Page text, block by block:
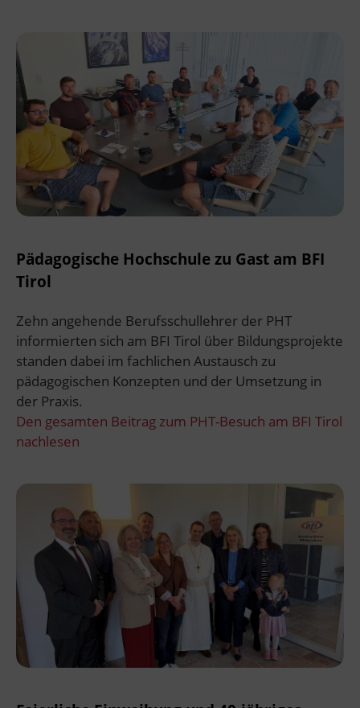
Pädagogische Hochschule zu Gast am BFI
Tirol
Zehn angehende Berufsschullehrer der PHT
informierten sich am BFI Tirol über Bildungsprojekte
standen dabei im fachlichen Austausch zu
pädagogischen Konzepten und der Umsetzung in
der Praxis.
Den gesamten Beitrag zum PHT-Besuch am BFI Tirol
nachlesen